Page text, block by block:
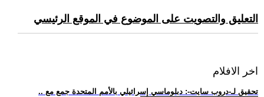
التعليق والتصويت على الموضوع في الموقع الرئيسي
اخر الافلام
.. تحقيق لـ-دروب سايت-: دبلوماسي إسرائيلي بالأمم المتحدة جمع مع